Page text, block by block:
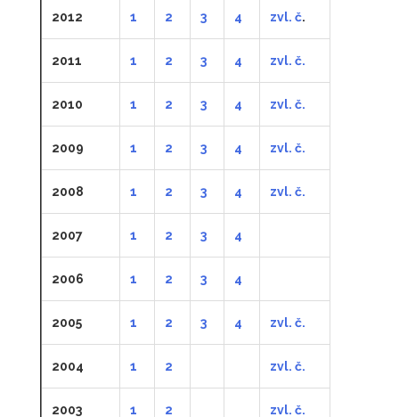
2012 1 2 3 4 zvl. č.
2011 1 2 3 4 zvl. č.
2010 1 2 3 4 zvl. č.
2009 1 2 3 4 zvl. č.
2008 1 2 3 4 zvl. č.
2007 1 2 3 4
2006 1 2 3 4
2005 1 2 3 4 zvl. č.
2004 1 2 zvl. č.
2003 1 2 zvl. č.